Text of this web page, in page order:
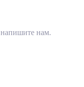
напишите нам.